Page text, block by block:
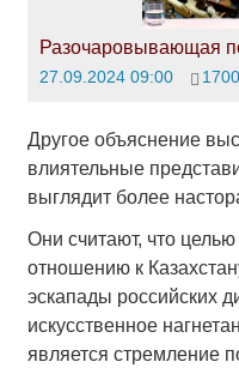
Разочаровывающая
27.09.2024 09:00
Другое объяснение
влиятельные
выглядит более
Они считают, что
отношению к
эскапады российских
искусственное
является стремление